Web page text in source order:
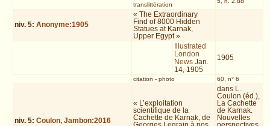
translittération
niv. 5:Anonyme:1905
« The Extraordinary
Find of 8000 Hidden
Statues at Karnak,
Upper Egypt »
Illustrated
London
News Jan.
14, 1905
1905
citation - photo 60, n° 6
niv. 5:Coulon, Jambon:2016
« L’exploitation
scientifique de la
Cachette de Karnak, de
dans L.
Coulon (éd.),
La Cachette
de Karnak.
Nouvelles